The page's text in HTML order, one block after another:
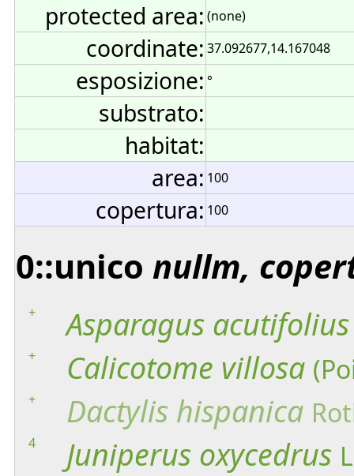
protected area: (none)
coordinate: 37.092677,14.167048
esposizione: °
substrato:
habitat:
area: 100
copertura: 100
0::unico nullm,
+ Asparagus acutifolius
+ Calicotome villosa
+ Dactylis hispanica
4 Juniperus oxycedrus